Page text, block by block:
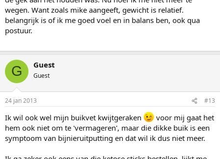
wegen. Want zoals mike aangeeft, gewicht is relatief.
belangrijk is of ik me goed voel en in balans ben, ook qua
postuur.
G Guest
Guest
24 jan 2013 #13
Ik wil ook wel mijn buikvet kwijtgeraken
voor mij gaat het
hem ook niet om te 'vermageren', maar die dikke buik is een
symptoom van bijnieruitputting en dat wil ik dus niet meer.